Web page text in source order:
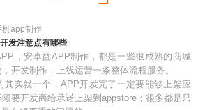
app制作
发注意点有哪些
，安卓益APP制作，都是一些很成熟的商城
开发制作，上线运营一条整体流程服务。
其实就一个，APP开发完了一定要能够上架应
要开发商给承诺上架到appstore；很多都是只